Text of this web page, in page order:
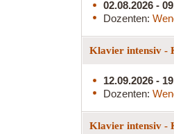
02.08.2026 -
Dozenten:
Klavier intensiv -
12.09.2026 -
Dozenten:
Klavier intensiv -